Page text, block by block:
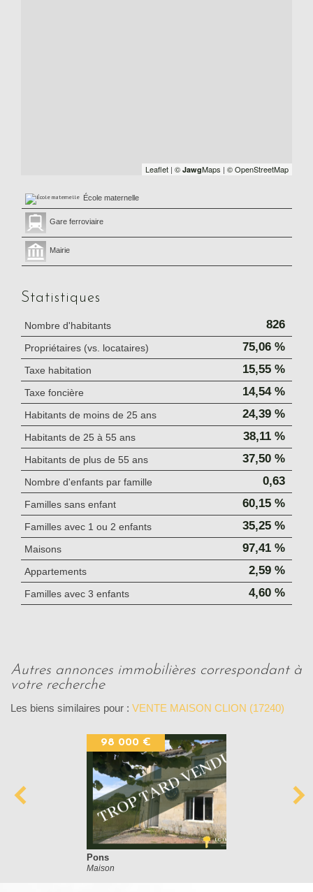
Leaflet | © JawgMaps | © OpenStreetMap
École maternelle
Gare ferroviaire
Mairie
Statistiques
Nombre d'habitants 826
Propriétaires (vs. locataires) 75,06 %
Taxe habitation 15,55 %
Taxe foncière 14,54 %
Habitants de moins de 25 ans 24,39 %
Habitants de 25 à 55 ans 38,11 %
Habitants de plus de 55 ans 37,50 %
Nombre d'enfants par famille 0,63
Familles sans enfant 60,15 %
Familles avec 1 ou 2 enfants 35,25 %
Maisons 97,41 %
Appartements 2,59 %
Familles avec 3 enfants 4,60 %
autres annonces immobilières correspondant à
votre recherche
Les biens similaires pour : VENTE MAISON CLION (17240)
98 000 €
Pons
Maison